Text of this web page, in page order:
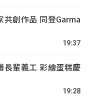
共創作品 同登Garma
19:37
長輩義工 彩繪蛋糕慶
19:28